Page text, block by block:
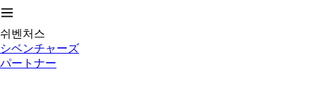
쉬벤처스
シベンチャーズ
パートナー